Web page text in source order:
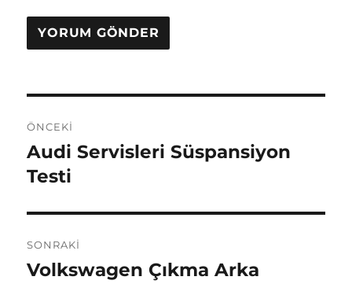
gezinmesi
ÖNCEKI
Önceki
yazı:
Audi Servisleri Süspansiyon
Testi
SONRAKI
Sonraki
Volkswagen Çıkma Arka